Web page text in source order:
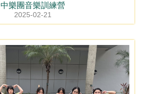
中樂團音樂訓練營
2025-02-21